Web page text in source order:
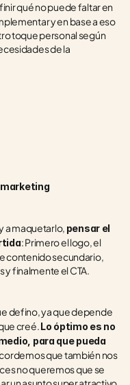
qué no puede faltar en
y en base a eso
toque personal según
de la
a maquetarlo, pensar el
: Primero el logo, el
contenido secundario,
y finalmente el CTA.
defino, ya que depende
creé. Lo óptimo es no
para que pueda
que también nos
no queremos que se